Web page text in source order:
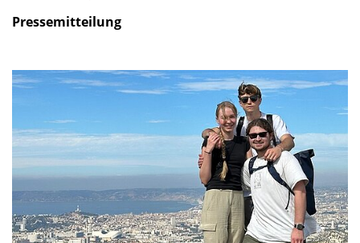
Pressemitteilung
Mikrobiologie
Meer:
Unser
Praktikum
am
CNRS
in
Marseille